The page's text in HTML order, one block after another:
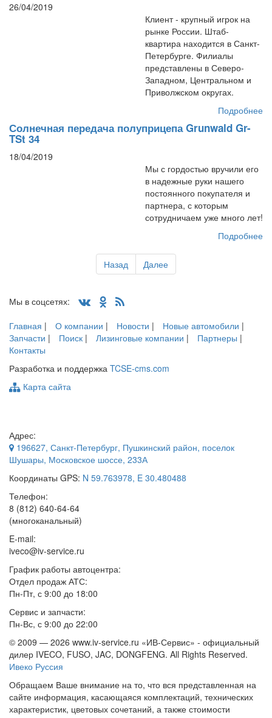
26/04/2019
Клиент - крупный игрок на
рынке России. Штаб-
квартира находится в Санкт-
Петербурге. Филиалы
представлены в Северо-
Западном, Центральном и
Приволжском округах.
Подробнее
Солнечная передача полуприцепа Grunwald Gr-
TSt 34
18/04/2019
Мы с гордостью вручили его
в надежные руки нашего
постоянного покупателя и
партнера, с которым
сотрудничаем уже много лет!
Подробнее
Назад Далее
Мы в соцсетях:
Главная | О компании | Новости | Новые автомобили |
Запчасти | Поиск | Лизинговые компании | Партнеры |
Контакты
Разработка и поддержка TCSE-cms.com
Карта сайта
Адрес:
196627, Санкт-Петербург, Пушкинский район, поселок
Шушары, Московское шоссе, 233А
Координаты GPS: N 59.763978, E 30.480488
Телефон:
8 (812) 640-64-64
(многоканальный)
E-mail:
iveco@iv-service.ru
График работы автоцентра:
Отдел продаж АТС:
Пн-Пт, с 9:00 до 18:00
Сервис и запчасти:
Пн-Вс, с 9:00 до 22:00
© 2009 — 2026 www.iv-service.ru «ИВ-Сервис» - официальный
дилер IVECO, FUSO, JAC, DONGFENG. All Rights Reserved.
Ивеко Руссия
Обращаем Ваше внимание на то, что вся представленная на
сайте информация, касающаяся комплектаций, технических
характеристик, цветовых сочетаний, а также стоимости